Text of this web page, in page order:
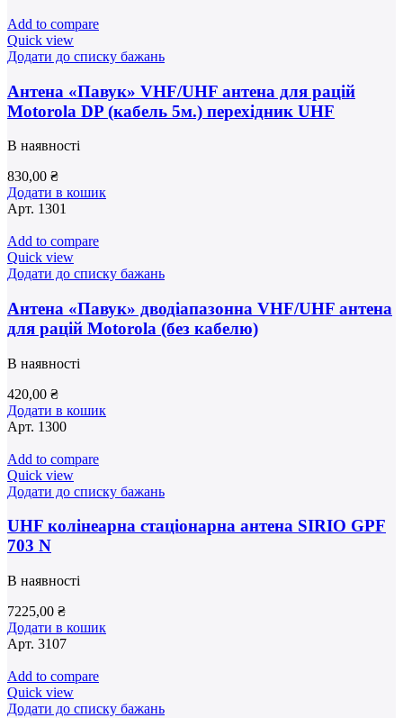
Add to compare
Quick view
Додати до списку бажань
Антена «Павук» VHF/UHF антена для рацій
Motorola DP (кабель 5м.) перехідник UHF
В наявності
830,00 ₴
Додати в кошик
Арт. 1301
Add to compare
Quick view
Додати до списку бажань
Антена «Павук» дводіапазонна VHF/UHF антена
для рацій Motorola (без кабелю)
В наявності
420,00 ₴
Додати в кошик
Арт. 1300
Add to compare
Quick view
Додати до списку бажань
UHF колінеарна стаціонарна антена SIRIO GPF
703 N
В наявності
7225,00 ₴
Додати в кошик
Арт. 3107
Add to compare
Quick view
Додати до списку бажань